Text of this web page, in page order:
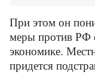
При этом он
меры против РФ
экономике.
придется